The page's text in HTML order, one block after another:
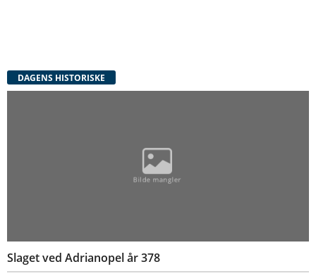
DAGENS HISTORISKE
Slaget ved Adrianopel år 378